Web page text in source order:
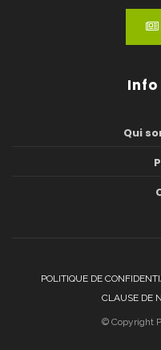
Qui
POLITIQUE DE
CLAUSE DE
© Copyright